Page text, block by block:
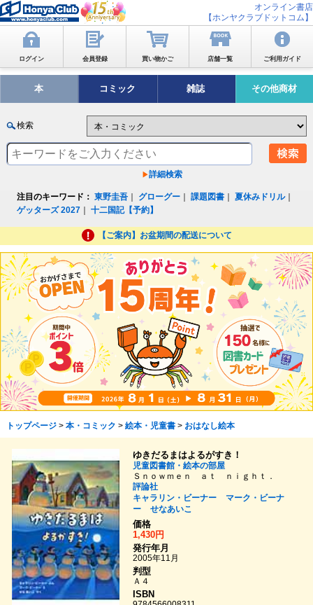
オンライン書店
【ホンヤクラブドットコム】
ログイン 会員登録 買い物かご 店舗一覧 ご利用ガイド
本 コミック 雑誌 その他商材
検索
詳細検索
注目のキーワード： 東野圭吾 グローグー ｜課題図書 ｜夏休みドリル｜
ゲッターズ 2027 ｜十二国記【予約】
【ご案内】お盆期間の配送について
トップページ> 本・コミック > 絵本・児童書> おはなし絵本
ゆきだるまはよるがすき！
児童図書館・絵本の部屋
Ｓｎｏｗｍｅｎ ａｔ ｎｉｇｈｔ．
評論社
キャラリン・ビーナー
マーク・ビーナ
ー
せなあいこ
価格
1,430円
発行年月
2005年11月
判型
Ａ４
ISBN